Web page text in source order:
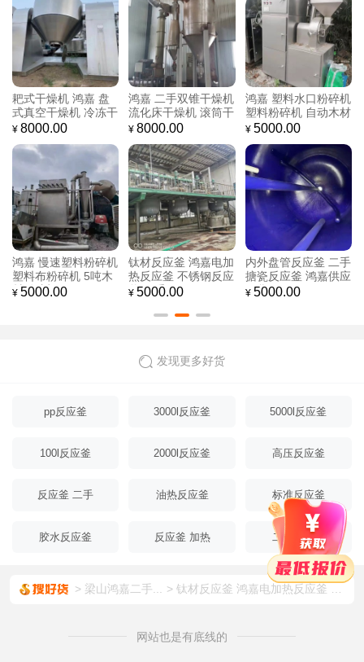
二手不锈钢冻干机 鸿
嘉机械 全自动不锈钢
果蔬冻干机 欢迎咨询
¥ 8000.00
工业除湿真空冻干机
鸿嘉机械 二手厢式冻
干机 10平方
¥ 8000.00
二手小型冻干机 鸿嘉
机械 九成新 真空冷
冻干燥设备 欢迎咨询
¥ 8000.00
鸿嘉圆盘二手粉碎机
自动木材粉碎机 小型
粉碎颗粒机 出售
¥ 5000.00
鸿嘉供应 粉碎机木材
锯末木材粉碎机 塑料
粉碎机
¥ 5000.00
鸿嘉供应 多功能综合
饲料研磨粉碎 小型二
手40B木材粉碎机 九
¥ 5000.00
发现更多好货
pp反应釜 3000l反应釜 5000l反应釜
100l反应釜 2000l反应釜 高压反应釜
反应釜 二手 油热反应釜 标准反应釜
胶水反应釜 反应釜 加热 二手反应釜
梁山鸿嘉二手... 钛材反应釜 鸿嘉电加热反应釜 不锈钢反应釜 二手
网站也是有底线的